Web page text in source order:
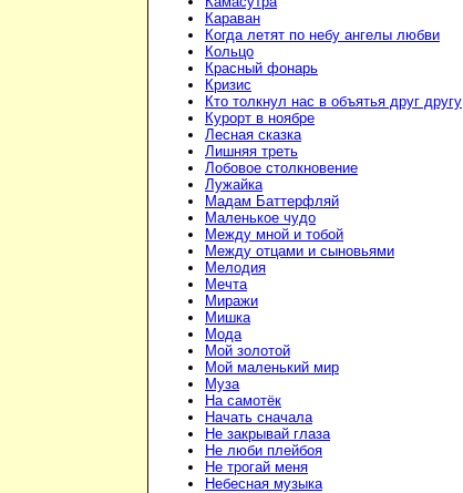
Караван
Когда летят по небу ангелы любви
Кольцо
Красный фонарь
Кризис
Кто толкнул нас в объятья друг другу
Курорт в ноябре
Лесная сказка
Лишняя треть
Лобовое столкновение
Лужайка
Мадам Баттерфляй
Маленькое чудо
Между мной и тобой
Между отцами и сыновьями
Мелодия
Мечта
Миражи
Мишка
Мода
Мой золотой
Мой маленький мир
Муза
На самотёк
Начать сначала
Не закрывай глаза
Не люби плейбоя
Не трогай меня
Небесная музыка